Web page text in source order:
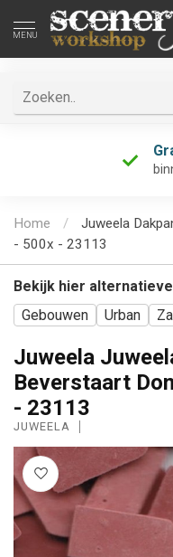
MENU
Home /
Juweela
- 500x - 23113
Bekijk hier
Gebouwen
Urban
Juweela
Beverstaart
- 23113
JUWEELA